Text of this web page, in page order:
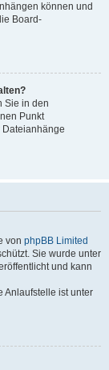
können und
Board-
Sie in den
Punkt
Dateianhänge
von phpBB Limited
Sie wurde unter
und kann
Anlaufstelle ist unter